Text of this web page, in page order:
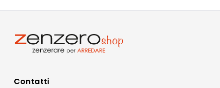
Contatti